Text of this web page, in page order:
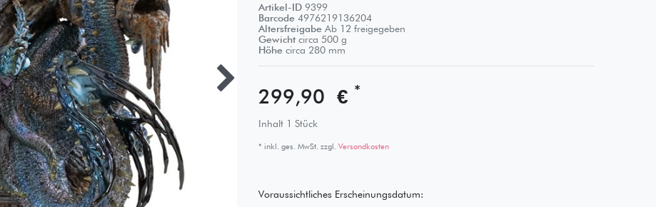
Artikel-ID 9399
Barcode 4976219136204
Altersfreigabe Ab 12 freigegeben
Gewicht circa 500 g
Höhe circa 280 mm
299,90 € *
Inhalt 1 Stück
* inkl. ges. MwSt. zzgl. Versandkosten
Voraussichtliches Erscheinungsdatum: